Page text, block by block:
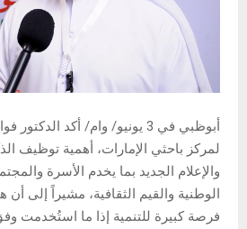
أبوظبي في 3 يونيو/ وام/ أكد
لمركز باحثي الإمارات، أهمية توظيف
والإعلام الجديد بما يخدم الأسرة
الوطنية والقيم الثقافية، مشيراً إلى أن
فرصة كبيرة للتنمية إذا ما استُخدمت